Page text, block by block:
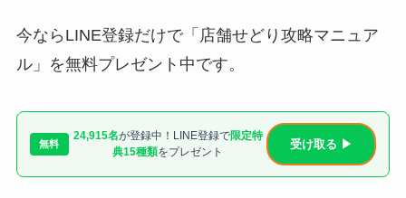
今ならLINE登録だけで「店舗せどり攻略マニュア
ル」を無料プレゼント中です。
無料
24,915名が登録中！LINE登録で限定特
典15種類をプレゼント
受け取る ▶